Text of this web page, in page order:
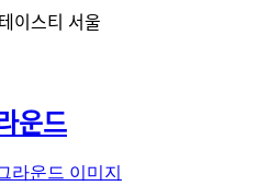
테이스티 서울